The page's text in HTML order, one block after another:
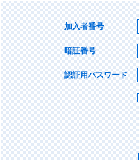
加入者番号
暗証番号
認証用パスワード